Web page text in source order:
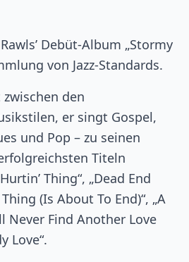
Debüt-Album „Stormy
von Jazz-Standards.
den
er singt Gospel,
und Pop – zu seinen
Titeln
Thing“, „Dead End
(Is About To End)“, „A
Never Find Another Love
Love“.